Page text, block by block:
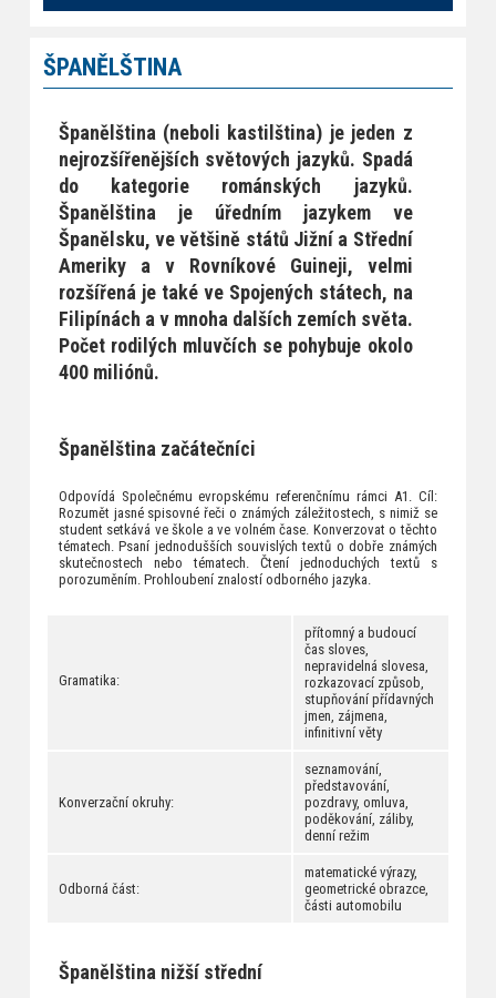
ŠPANĚLŠTINA
Španělština (neboli kastilština) je jeden z
nejrozšířenějších světových jazyků. Spadá
do kategorie románských jazyků.
Španělština je úředním jazykem ve
Španělsku, ve většině států Jižní a Střední
Ameriky a v Rovníkové Guineji, velmi
rozšířená je také ve Spojených státech, na
Filipínách a v mnoha dalších zemích světa.
Počet rodilých mluvčích se pohybuje okolo
400 miliónů.
Španělština začátečníci
Odpovídá Společnému evropskému referenčnímu rámci A1. Cíl:
Rozumět jasné spisovné řeči o známých záležitostech, s nimiž se
student setkává ve škole a ve volném čase. Konverzovat o těchto
tématech. Psaní jednodušších souvislých textů o dobře známých
skutečnostech nebo tématech. Čtení jednoduchých textů s
porozuměním. Prohloubení znalostí odborného jazyka.
Gramatika:
přítomný a budoucí
čas sloves,
nepravidelná slovesa,
rozkazovací způsob,
stupňování přídavných
jmen, zájmena,
infinitivní věty
Konverzační okruhy:
seznamování,
představování,
pozdravy, omluva,
poděkování, záliby,
denní režim
Odborná část:
matematické výrazy,
geometrické obrazce,
části automobilu
Španělština nižší střední